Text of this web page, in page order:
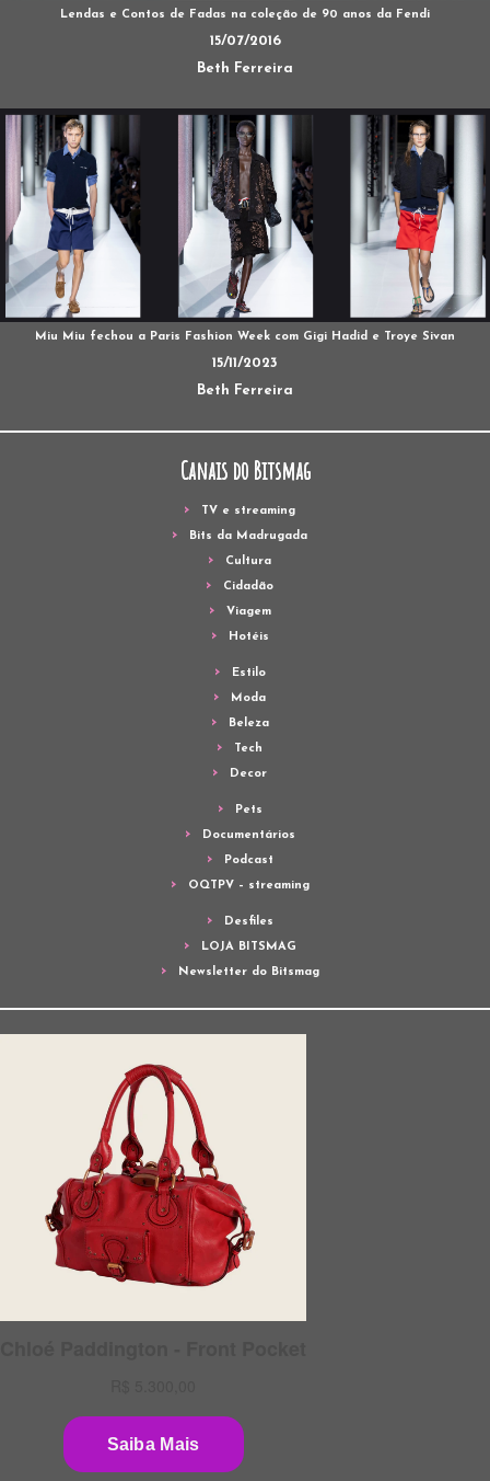
Lendas e Contos de Fadas na coleção de 90 anos da Fendi
15/07/2016
Beth Ferreira
Miu Miu fechou a Paris Fashion Week com Gigi Hadid e Troye Sivan
15/11/2023
Beth Ferreira
Canais do Bitsmag
TV e streaming
Bits da Madrugada
Cultura
Cidadão
Viagem
Hotéis
Estilo
Moda
Beleza
Tech
Decor
Pets
Documentários
Podcast
OQTPV – streaming
Desfiles
LOJA BITSMAG
Newsletter do Bitsmag